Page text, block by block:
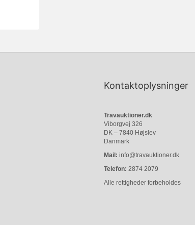
Kontaktoplysninger
Travauktioner.dk
Viborgvej 326
DK – 7840 Højslev
Danmark
Mail: info@travauktioner.dk
Telefon: 2874 2079
Alle rettigheder forbeholdes